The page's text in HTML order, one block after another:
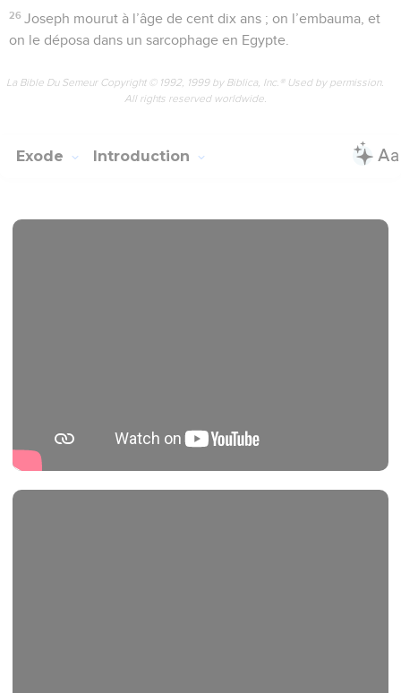
26 Joseph mourut à l’âge de cent dix ans ; on l’embauma, et
on le déposa dans un sarcophage en Egypte.
La Bible Du Semeur Copyright © 1992, 1999 by Biblica, Inc.® Used by permission.
All rights reserved worldwide.
Exode Introduction